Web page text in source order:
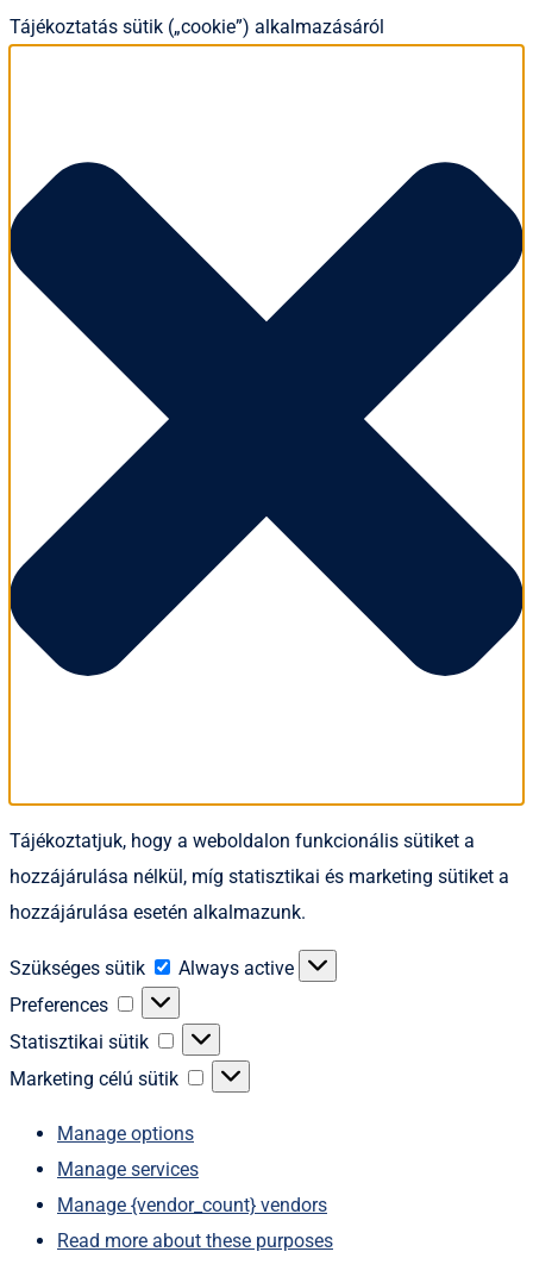
Tájékoztatás sütik („cookie”) alkalmazásáról
Tájékoztatjuk, hogy a weboldalon funkcionális sütiket a
hozzájárulása nélkül, míg statisztikai és marketing sütiket a
hozzájárulása esetén alkalmazunk.
Szükséges sütik
Szükséges
Always active
Preferences
Preferences
Statisztikai sütik
Statisztikai
sütik
Marketing célú sütik
Marketing
Manage options
Manage services
Manage {vendor_count} vendors
Read more about these purposes